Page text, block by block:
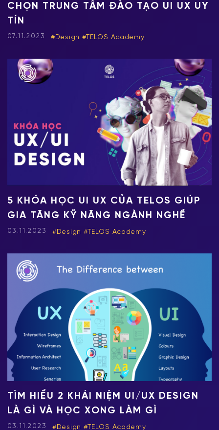
CHỌN TRUNG TÂM ĐÀO TẠO UI UX UY
TÍN
07.11.2023 Design TELOS Academy
5 KHÓA HỌC UI UX CỦA TELOS GIÚP
GIA TĂNG KỸ NĂNG NGÀNH NGHỀ
03.11.2023 Design TELOS Academy
TÌM HIỂU 2 KHÁI NIỆM UI/UX DESIGN
LÀ GÌ VÀ HỌC XONG LÀM GÌ
03.11.2023 Design TELOS Academy